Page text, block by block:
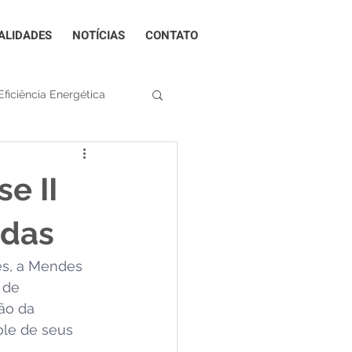
NOTÍCIAS CONTATO
Energética
de riscos
II
a Mendes
da
de seus